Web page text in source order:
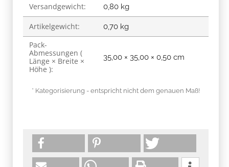
Versandgewicht: 0,80 kg
Artikelgewicht: 0,70 kg
Pack-
Abmessungen (
Länge × Breite ×
Höhe ):
35,00 × 35,00 × 0,50 cm
* Kategorisierung - entspricht nicht dem genauen Maß!